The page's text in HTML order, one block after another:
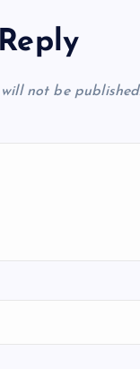
not be